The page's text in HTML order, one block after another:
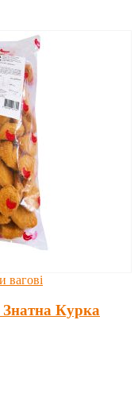
вагові
Знатна Курка